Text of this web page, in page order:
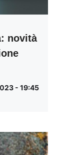
novità
- 19:45